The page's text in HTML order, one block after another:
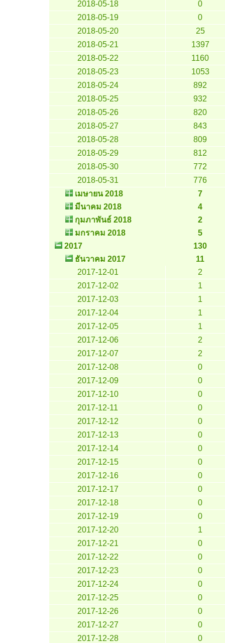
2018-05-18
0
2018-05-19
0
2018-05-20
25
2018-05-21
1397
2018-05-22
1160
2018-05-23
1053
2018-05-24
892
2018-05-25
932
2018-05-26
820
2018-05-27
843
2018-05-28
809
2018-05-29
812
2018-05-30
772
2018-05-31
776
เมษายน 2018
7
มีนาคม 2018
4
กุมภาพันธ์ 2018
2
มกราคม 2018
5
2017
130
ธันวาคม 2017
11
2017-12-01
2
2017-12-02
1
2017-12-03
1
2017-12-04
1
2017-12-05
1
2017-12-06
2
2017-12-07
2
2017-12-08
0
2017-12-09
0
2017-12-10
0
2017-12-11
0
2017-12-12
0
2017-12-13
0
2017-12-14
0
2017-12-15
0
2017-12-16
0
2017-12-17
0
2017-12-18
0
2017-12-19
0
2017-12-20
1
2017-12-21
0
2017-12-22
0
2017-12-23
0
2017-12-24
0
2017-12-25
0
2017-12-26
0
2017-12-27
0
2017-12-28
0